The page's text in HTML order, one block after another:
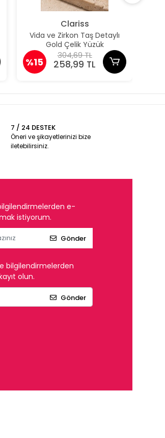
Clariss
Vida ve Zirkon Taş Detaylı
Gold Çelik Yüzük
%15
304,69 TL
258,99 TL
7 / 24 DESTEK
Öneri ve şikayetlerinizi bize
iletebilirsiniz.
e-
istiyorum.
Gönder
bilgilendirmelerden
olun.
Gönder